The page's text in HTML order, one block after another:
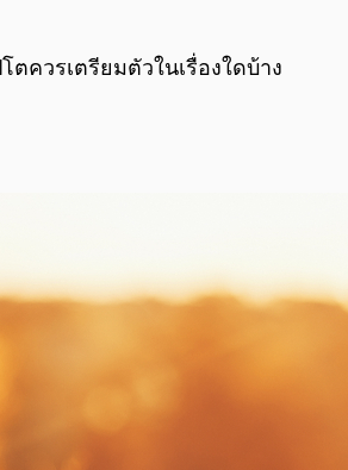
ควรเตรียมตัวในเรื่องใดบ้าง